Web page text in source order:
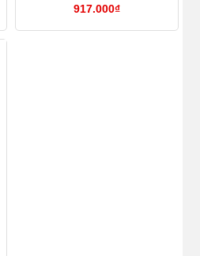
917.000₫